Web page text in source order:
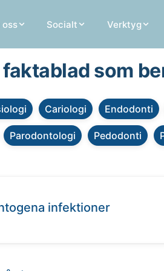
oss Socialt Verktyg
faktablad som
Cariologi Endodonti
Parodontologi Pedodonti
infektioner